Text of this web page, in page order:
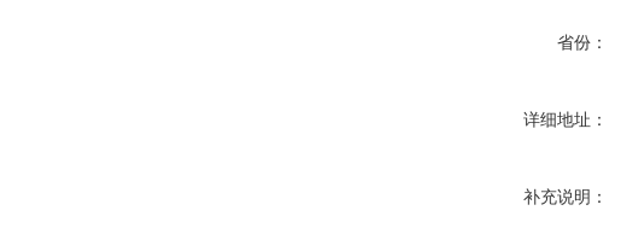
省份：
详细地址：
补充说明：